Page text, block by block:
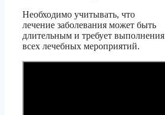
Необходимо учитывать, что
лечение заболевания может быть
длительным и требует выполнения
всех лечебных мероприятий.